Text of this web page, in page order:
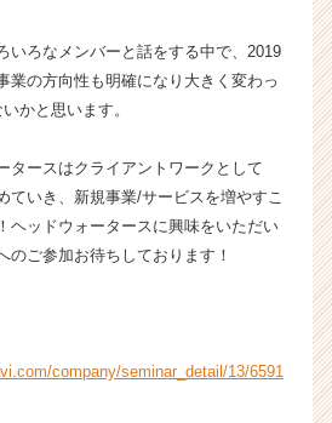
C
いろなメンバーと話をする中で、2019
業の方向性も明確になり大きく変わっ
かと思います。
タースはクライアントワークとして
ていき、新規事業/サービスを増やすこ
ヘッドウォータースに興味をいただい
のご参加お待ちしております！
company/seminar_detail/13/6591